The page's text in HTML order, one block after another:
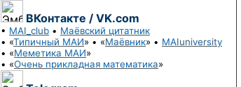
ВКонтакте / VK.com
• MAI_club • Маёвский цитатник
• «Типичный МАИ» • «Маёвник» • MAIuniversity
• «Меметика МАИ»
• «Очень прикладная математика»